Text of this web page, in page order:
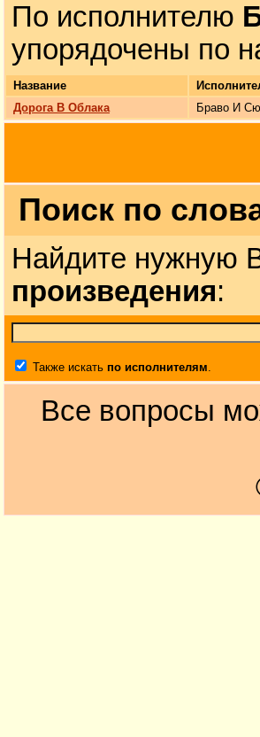
По исполнителю
упорядочены по
Название
Дорога В Облака
Браво И
Поиск по
Найдите нужную
произведения:
Также искать по исполнителям.
Все вопросы